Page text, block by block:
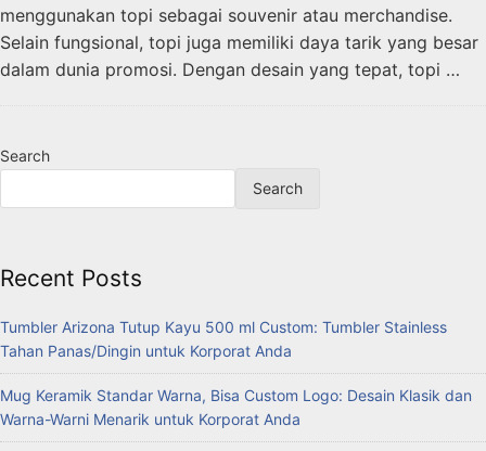
menggunakan topi sebagai souvenir atau merchandise.
Selain fungsional, topi juga memiliki daya tarik yang besar
dalam dunia promosi. Dengan desain yang tepat, topi …
Search
Search
Recent Posts
Tumbler Arizona Tutup Kayu 500 ml Custom: Tumbler Stainless
Tahan Panas/Dingin untuk Korporat Anda
Mug Keramik Standar Warna, Bisa Custom Logo: Desain Klasik dan
Warna-Warni Menarik untuk Korporat Anda